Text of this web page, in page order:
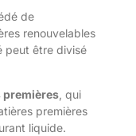
de
renouvelables
peut être divisé
premières , qui
premières
liquide.